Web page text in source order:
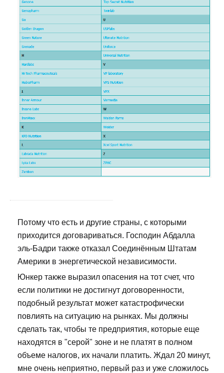
Потому что есть и другие страны, с которыми
приходится договариваться. Господин Абдалла
эль-Бадри также отказал Соединённым Штатам
Америки в энергетической независимости.
Юнкер также выразил опасения на тот счет, что
если политики не достигнут договоренности,
подобный результат может катастрофически
повлиять на ситуацию на рынках. Мы должны
сделать так, чтобы те предприятия, которые еще
находятся в "серой" зоне и не платят в полном
объеме налогов, их начали платить. Ждал 20 минут,
мне очень неприятно, первый раз и уже сложилось